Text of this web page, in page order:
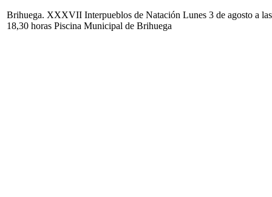
Brihuega. XXXVII Interpueblos de Natación Lunes 3 de agosto a las
18,30 horas Piscina Municipal de Brihuega